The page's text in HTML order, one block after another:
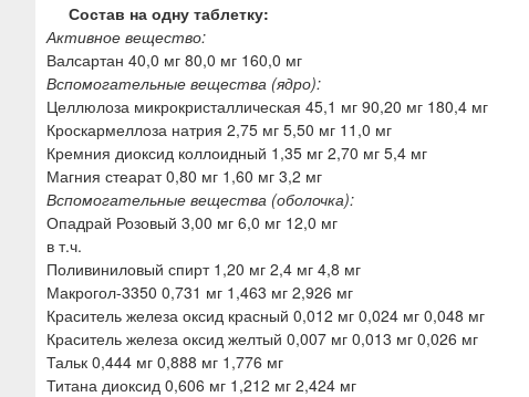
Состав на одну таблетку:
Активное вещество:
Валсартан 40,0 мг 80,0 мг 160,0 мг
Вспомогательные вещества (ядро):
Целлюлоза микрокристаллическая 45,1 мг 90,20 мг 180,4 мг
Кроскармеллоза натрия 2,75 мг 5,50 мг 11,0 мг
Кремния диоксид коллоидный 1,35 мг 2,70 мг 5,4 мг
Магния стеарат 0,80 мг 1,60 мг 3,2 мг
Вспомогательные вещества (оболочка):
Опадрай Розовый 3,00 мг 6,0 мг 12,0 мг
в т.ч.
Поливиниловый спирт 1,20 мг 2,4 мг 4,8 мг
Макрогол-3350 0,731 мг 1,463 мг 2,926 мг
Краситель железа оксид красный 0,012 мг 0,024 мг 0,048 мг
Краситель железа оксид желтый 0,007 мг 0,013 мг 0,026 мг
Тальк 0,444 мг 0,888 мг 1,776 мг
Титана диоксид 0,606 мг 1,212 мг 2,424 мг